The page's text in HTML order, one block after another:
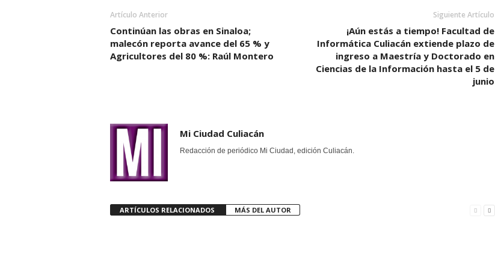
Artículo Anterior
Continúan las obras en Sinaloa;
malecón reporta avance del 65 % y
Agricultores del 80 %: Raúl Montero
Siguiente Artículo
¡Aún estás a tiempo! Facultad de
Informática Culiacán extiende plazo de
ingreso a Maestría y Doctorado en
Ciencias de la Información hasta el 5 de
junio
Mi Ciudad Culiacán
Redacción de periódico Mi Ciudad, edición Culiacán.
ARTÍCULOS RELACIONADOS MÁS DEL AUTOR